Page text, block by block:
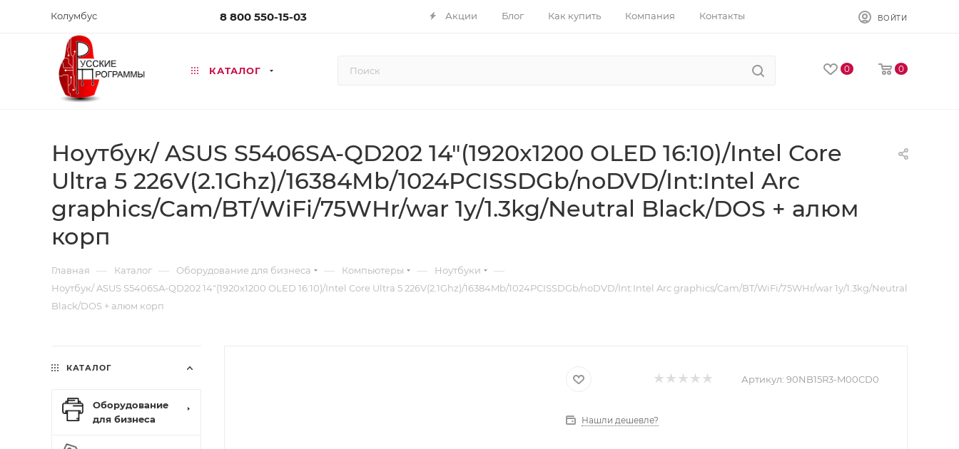
Колумбус 8 800 550-15-03 Акции Блог Как купить Компания Контакты ВОЙТИ
КАТАЛОГ 0 0
Ноутбук/ ASUS S5406SA-QD202 14"(1920x1200 OLED 16:10)/Intel Core
Ultra 5 226V(2.1Ghz)/16384Mb/1024PCISSDGb/noDVD/Int:Intel Arc
graphics/Cam/BT/WiFi/75WHr/war 1y/1.3kg/Neutral Black/DOS + алюм
корп
Главная — Каталог — Оборудование для бизнеса — Компьютеры — Ноутбуки —
Ноутбук/ ASUS S5406SA-QD202 14"(1920x1200 OLED 16:10)/Intel Core Ultra 5 226V(2.1Ghz)/16384Mb/1024PCISSDGb/noDVD/Int:Intel Arc graphics/Cam/BT/WiFi/75WHr/war 1y/1.3kg/Neutral
Black/DOS + алюм корп
Артикул: 90NB15R3-M00CD0
Нашли дешевле?
КАТАЛОГ
Оборудование
для бизнеса